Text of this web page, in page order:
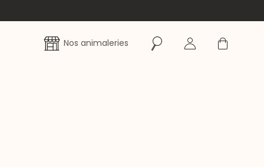
Nos animaleries RechercherSe connecter
Panier